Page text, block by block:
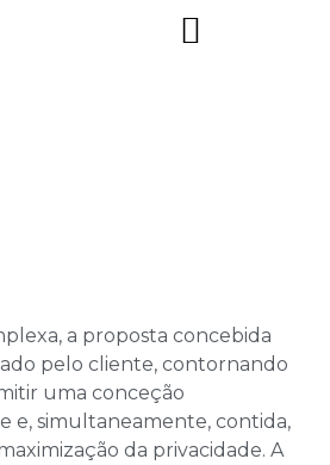
a proposta concebida
pelo cliente, contornando
uma conceção
e, simultaneamente, contida,
da privacidade. A